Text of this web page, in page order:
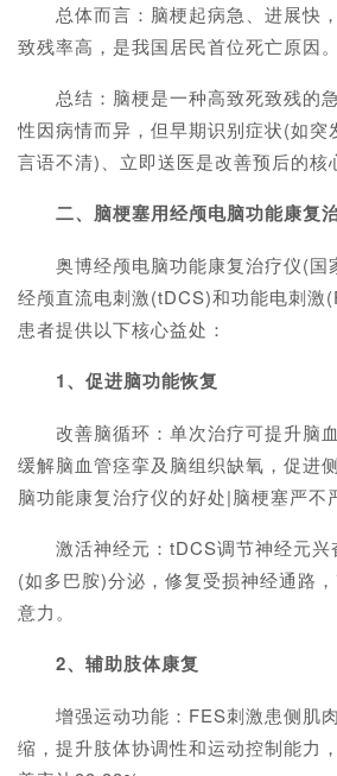
总体而言：脑梗起病急、进展快
致残率高，是我国居民首位死亡原因。
总结：脑梗是一种高致死致残的
性因病情而异，但早期识别症状(如突
言语不清)、立即送医是改善预后的核
二、脑梗塞用经颅电脑功能康复
奥博经颅电脑功能康复治疗仪(国
经颅直流电刺激(tDCS)和功能电刺激
患者提供以下核心益处：
1、促进脑功能恢复
改善脑循环：单次治疗可提升脑血
缓解脑血管痉挛及脑组织缺氧，促进
脑功能康复治疗仪的好处|脑梗塞严不
激活神经元：tDCS调节神经元兴
(如多巴胺)分泌，修复受损神经通路
意力。
2、辅助肢体康复
增强运动功能：FES刺激患侧肌
缩，提升肢体协调性和运动控制能力